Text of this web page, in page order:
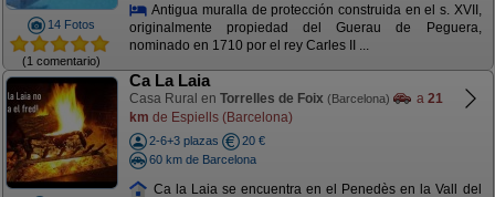
14 Fotos
(1 comentario)
Antigua muralla de protección construida en el s. XVII,
originalmente propiedad del Guerau de Peguera,
nominado en 1710 por el rey Carles II ...
Ca La Laia
Casa Rural en Torrelles de Foix (Barcelona) a 21
km de Espiells (Barcelona)
2-6+3 plazas
20 €
60 km de Barcelona
Ca la Laia se encuentra en el Penedès en la Vall del